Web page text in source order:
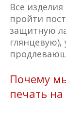
Все
пройти
защитную
Почему
печать